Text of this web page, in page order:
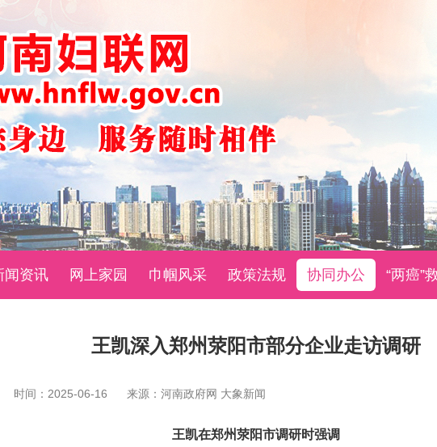
闻资讯 网上家园 巾帼风采 政策法规 协同办公 “两癌”
王凯深入郑州荥阳市部分企业走访调研
时间：2025-06-16 来源：河南政府网 大象新闻
王凯在郑州荥阳市调研时强调